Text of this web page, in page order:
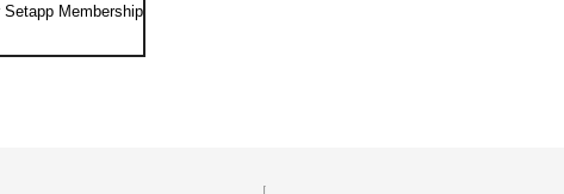
Setapp Membership